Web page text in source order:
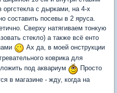
оргстекла с дырками, на 4-х
составить посевы в 2 яруса.
Сверху натягиваем тонкую
стекло) а также всё енто
Ах да, в моей онструкции
коврика для
под аквариум
Просто
в магазине - жду, когда на